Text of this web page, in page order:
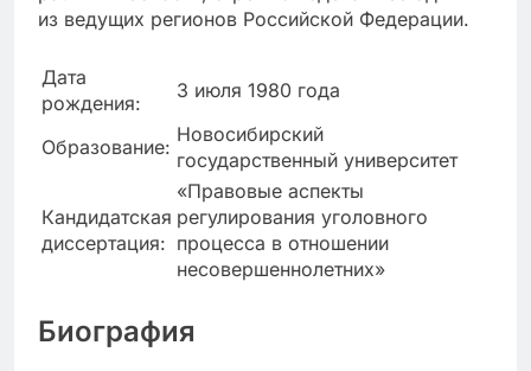
из ведущих регионов Российской Федерации.
Дата
рождения:
3 июля 1980 года
Образование:
Новосибирский
государственный университет
Кандидатская
диссертация:
«Правовые аспекты
регулирования уголовного
процесса в отношении
несовершеннолетних»
Биография